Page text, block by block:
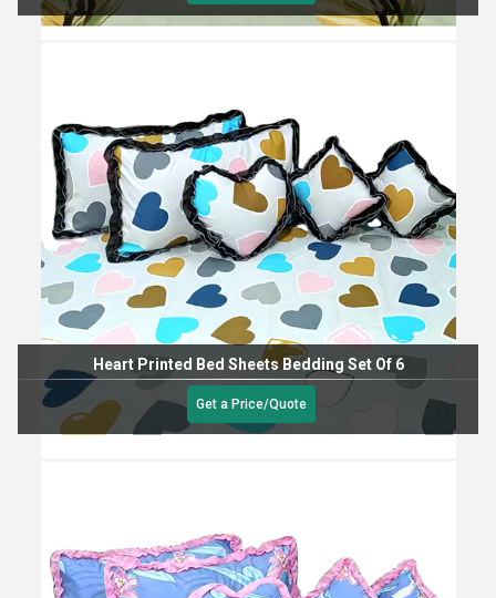
Heart Printed Bed Sheets Bedding Set Of 6
Get a Price/Quote